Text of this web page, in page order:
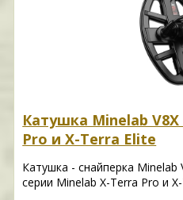
Катушка Minelab
Pro и X-Terra Elite
Катушка - снайперка
серии Minelab X-Terra Pro и